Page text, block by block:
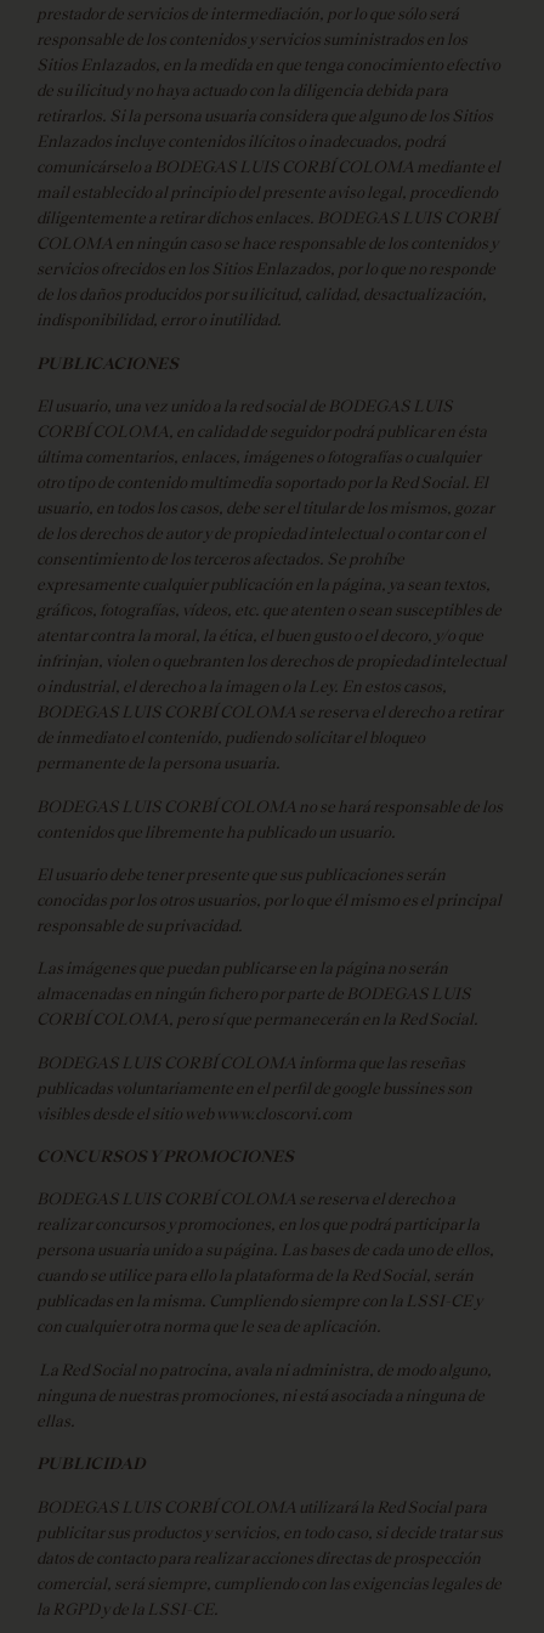
prestador de servicios de intermediación, por lo que sólo será
responsable de los contenidos y servicios suministrados en los
Sitios Enlazados, en la medida en que tenga conocimiento efectivo
de su ilicitud y no haya actuado con la diligencia debida para
retirarlos. Si la persona usuaria considera que alguno de los Sitios
Enlazados incluye contenidos ilícitos o inadecuados, podrá
comunicárselo a BODEGAS LUIS CORBÍ COLOMA mediante el
mail establecido al principio del presente aviso legal, procediendo
diligentemente a retirar dichos enlaces. BODEGAS LUIS CORBÍ
COLOMA en ningún caso se hace responsable de los contenidos y
servicios ofrecidos en los Sitios Enlazados, por lo que no responde
de los daños producidos por su ilicitud, calidad, desactualización,
indisponibilidad, error o inutilidad.
PUBLICACIONES
El usuario, una vez unido a la red social de BODEGAS LUIS
CORBÍ COLOMA, en calidad de seguidor podrá publicar en ésta
última comentarios, enlaces, imágenes o fotografías o cualquier
otro tipo de contenido multimedia soportado por la Red Social. El
usuario, en todos los casos, debe ser el titular de los mismos, gozar
de los derechos de autor y de propiedad intelectual o contar con el
consentimiento de los terceros afectados. Se prohíbe
expresamente cualquier publicación en la página, ya sean textos,
gráficos, fotografías, vídeos, etc. que atenten o sean susceptibles de
atentar contra la moral, la ética, el buen gusto o el decoro, y/o que
infrinjan, violen o quebranten los derechos de propiedad intelectual
o industrial, el derecho a la imagen o la Ley. En estos casos,
BODEGAS LUIS CORBÍ COLOMA se reserva el derecho a retirar
de inmediato el contenido, pudiendo solicitar el bloqueo
permanente de la persona usuaria.
BODEGAS LUIS CORBÍ COLOMA no se hará responsable de los
contenidos que libremente ha publicado un usuario.
El usuario debe tener presente que sus publicaciones serán
conocidas por los otros usuarios, por lo que él mismo es el principal
responsable de su privacidad.
Las imágenes que puedan publicarse en la página no serán
almacenadas en ningún fichero por parte de BODEGAS LUIS
CORBÍ COLOMA, pero sí que permanecerán en la Red Social.
BODEGAS LUIS CORBÍ COLOMA informa que las reseñas
publicadas voluntariamente en el perfil de google bussines son
visibles desde el sitio web www.closcorvi.com
CONCURSOS Y PROMOCIONES
BODEGAS LUIS CORBÍ COLOMA se reserva el derecho a
realizar concursos y promociones, en los que podrá participar la
persona usuaria unido a su página. Las bases de cada uno de ellos,
cuando se utilice para ello la plataforma de la Red Social, serán
publicadas en la misma. Cumpliendo siempre con la LSSI-CE y
con cualquier otra norma que le sea de aplicación.
La Red Social no patrocina, avala ni administra, de modo alguno,
ninguna de nuestras promociones, ni está asociada a ninguna de
ellas.
PUBLICIDAD
BODEGAS LUIS CORBÍ COLOMA utilizará la Red Social para
publicitar sus productos y servicios, en todo caso, si decide tratar sus
datos de contacto para realizar acciones directas de prospección
comercial, será siempre, cumpliendo con las exigencias legales de
la RGPD y de la LSSI-CE.